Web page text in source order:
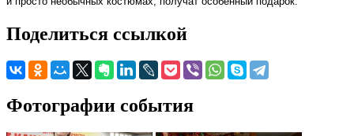
Поделиться ссылкой
Фотографии события